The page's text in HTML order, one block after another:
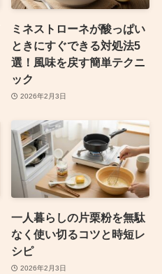
ミネストローネが酸っぱい
ときにすぐできる対処法5
選！風味を戻す簡単テクニ
ック
2026年2月3日
一人暮らしの片栗粉を無駄
なく使い切るコツと時短レ
シピ
2026年2月3日